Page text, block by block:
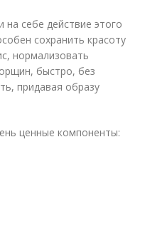
себе действие этого
сохранить красоту
нормализовать
быстро, без
придавая образу
ценные компоненты: